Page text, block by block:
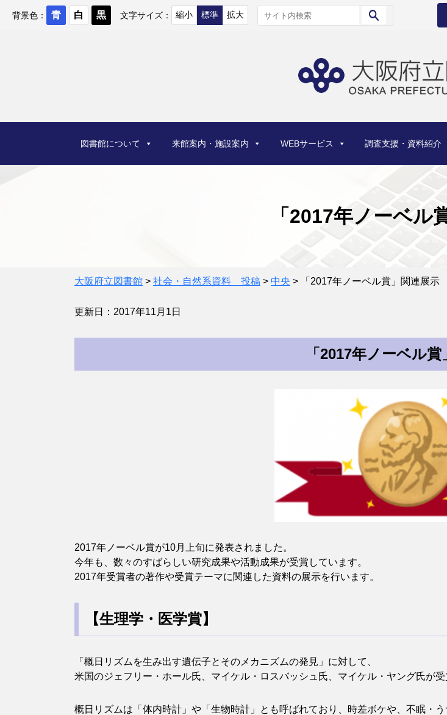
図書館について 来館案内・施設案内 WEBサービス 調査支援・資料紹介
背景色： 文字サイズ：
「2017年ノーベル
大阪府立図書館 > 社会・自然系資料 投稿 > 中央 > 「2017年ノーベル賞」関連展示
更新日：2017年11月1日
「2017年ノーベル
2017年ノーベル賞が10月上旬に発表されました。
今年も、数々のすばらしい研究成果や活動成果が受賞しています。
2017年受賞者の著作や受賞テーマに関連した資料の展示を行います。
【生理学・医学賞】
「概日リズムを生み出す遺伝子とそのメカニズムの発見」に対して、
米国のジェフリー・ホール氏、マイケル・ロスバッシュ氏、マイケル・ヤング氏が受
概日リズムは「体内時計」や「生物時計」とも呼ばれており、時差ボケや、不眠・